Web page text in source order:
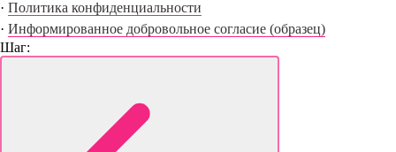
· Политика конфиденциальности
· Информированное добровольное согласие (образец)
Шаг: